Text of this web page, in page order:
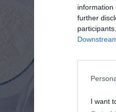
information
further
I want